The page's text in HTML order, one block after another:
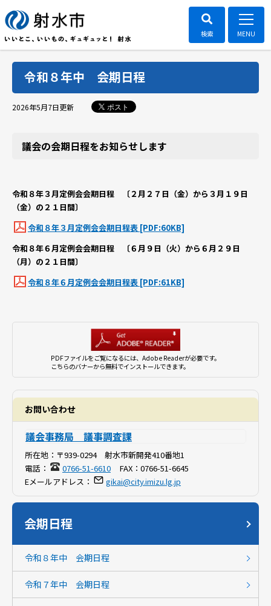
令和８年中 会期日程
2026年5月7日更新 ポスト
議会の会期日程をお知らせします
令和８年３月定例会会期日程 〔２月２７日（金）から３月１９日
（金）の２１日間〕
令和８年３月定例会会期日程表 [PDF:60KB]
令和８年６月定例会会期日程 〔６月９日（火）から６月２９日
（月）の２１日間〕
令和８年６月定例会会期日程表 [PDF:61KB]
PDFファイルをご覧になるには、Adobe Readerが必要です。
こちらのバナーから無料でインストールできます。
お問い合わせ
議会事務局 議事調査課
所在地： 〒939-0294 射水市新開発410番地1
電話：
0766-51-6610 FAX： 0766-51-6645
Eメールアドレス：
gikai@city.imizu.lg.jp
会期日程
令和８年中 会期日程
令和７年中 会期日程